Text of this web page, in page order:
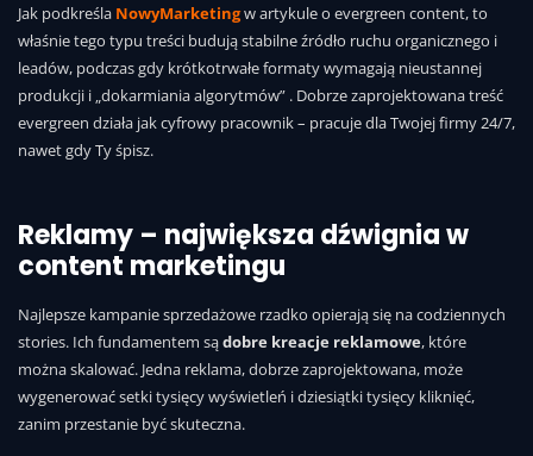
Jak podkreśla NowyMarketingw artykule o evergreen content, to
właśnie tego typu treści budują stabilne źródło ruchu organicznego i
leadów, podczas gdy krótkotrwałe formaty wymagają nieustannej
produkcji i „dokarmiania algorytmów” . Dobrze zaprojektowana treść
evergreen działa jak cyfrowy pracownik – pracuje dla Twojej firmy 24/7,
nawet gdy Ty śpisz.
Reklamy – największa dźwignia w
content marketingu
Najlepsze kampanie sprzedażowe rzadko opierają się na codziennych
stories. Ich fundamentem sądobre kreacje reklamowe, które
można skalować. Jedna reklama, dobrze zaprojektowana, może
wygenerować setki tysięcy wyświetleń i dziesiątki tysięcy kliknięć,
zanim przestanie być skuteczna.